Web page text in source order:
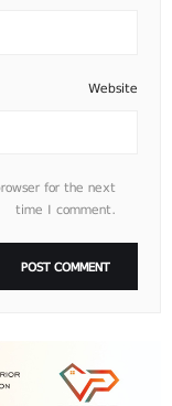
Website
for the next
time I comment.